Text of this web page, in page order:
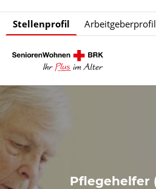
Stellenprofil Arbeitgeberprofil